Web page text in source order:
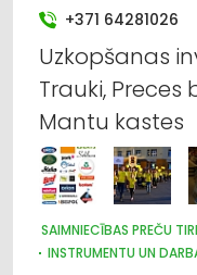
Darba
apģērbi un apavi;
Dārza tehnika un
Higiēnas preces
Iepakojums,
Plastmasas
+371 64281026
Uzkopšanas
Trauki, Preces
Mantu kastes
SAIMNIECĪBAS PREČU
INSTRUMENTU UN